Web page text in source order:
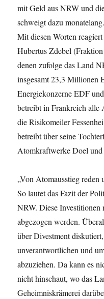
mit Geld aus NRW und
schweigt dazu
Mit diesen Worten
Hubertus Zdebel
denen zufolge das Land
insgesamt 23,3 Millionen
Energiekonzerne EDF
betreibt in Frankreich alle
die Risikomeiler
betreibt über seine
Atomkraftwerke Doel und
„Von Atomausstieg reden
So lautet das Fazit der
NRW. Diese Investitionen
abgezogen werden.
über Divestment
unverantwortlichen und
abzuziehen. Da kann es
nicht hinschaut, wo das
Geheimniskrämerei